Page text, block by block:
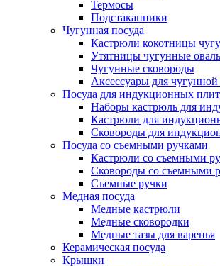
Термосы
Подстаканники
Чугунная посуда
Кастрюли кокотницы
Утятницы чугунные
Чугунные сковороды
Аксессуары для
Посуда для индукционных плит
Наборы кастрюль для
Кастрюли для
Сковороды для
Посуда со съемными ручками
Кастрюли со съемными
Сковороды со съемными
Съемные ручки
Медная посуда
Медные кастрюли
Медные сковородки
Медные тазы для варенья
Керамическая посуда
Крышки